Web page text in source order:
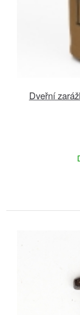
Dveřní